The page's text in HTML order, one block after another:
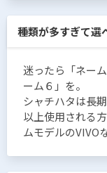
種類が多すぎて選
迷ったら「ネー
ーム６」を。
シャチハタは長
以上使用される
ムモデルのVIVO